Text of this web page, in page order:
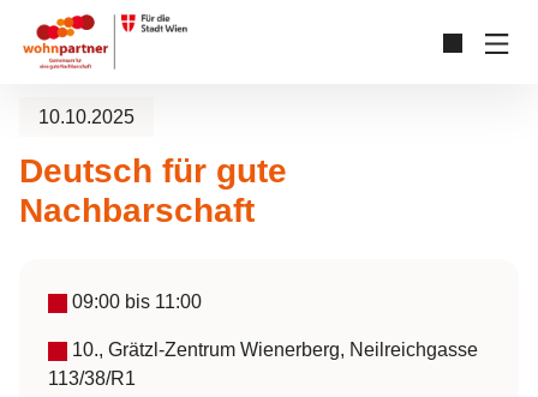
Zum Hauptinhalt springen
Skip to page footer
10.10.2025
Deutsch für gute
Nachbarschaft
09:00 bis 11:00
10., Grätzl-Zentrum Wienerberg, Neilreichgasse
113/38/R1